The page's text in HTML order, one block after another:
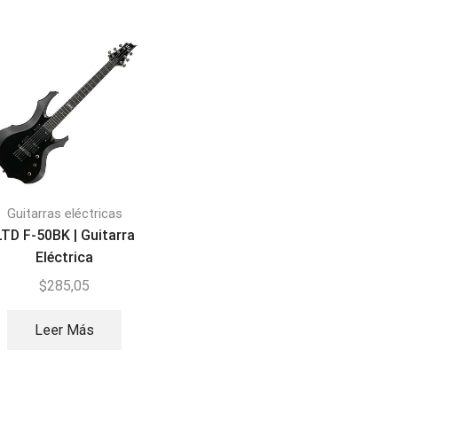
Guitarras eléctricas
F-50BK | Guitarra
Eléctrica
$285,05
Leer Más